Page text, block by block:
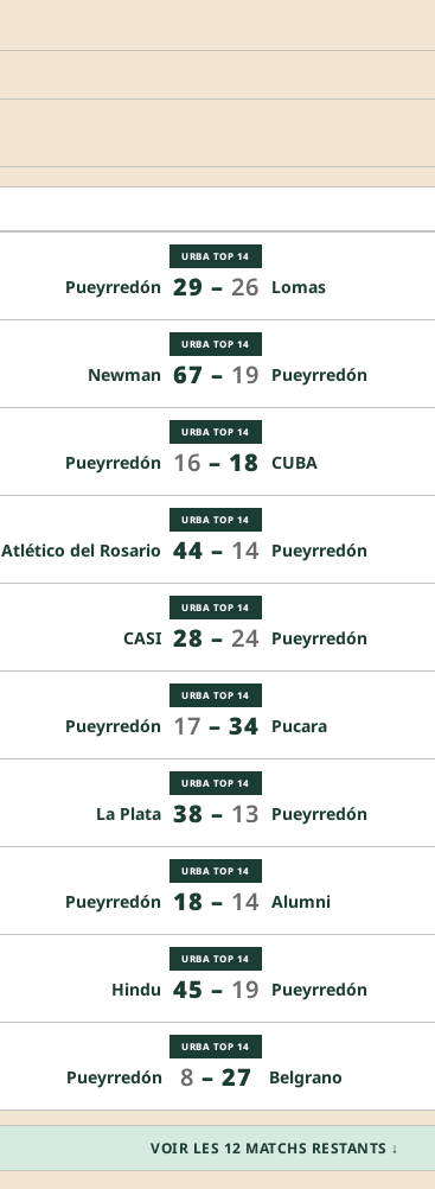
URBA TOP 14
Pueyrredón 29 – 26 Lomas
URBA TOP 14
Newman 67 – 19 Pueyrredón
URBA TOP 14
Pueyrredón 16 – 18 CUBA
URBA TOP 14
Atlético del Rosario 44 – 14 Pueyrredón
URBA TOP 14
CASI 28 – 24 Pueyrredón
URBA TOP 14
Pueyrredón 17 – 34 Pucara
URBA TOP 14
La Plata 38 – 13 Pueyrredón
URBA TOP 14
Pueyrredón 18 – 14 Alumni
URBA TOP 14
Hindu 45 – 19 Pueyrredón
URBA TOP 14
Pueyrredón 8 – 27 Belgrano
VOIR LES 12 MATCHS RESTANTS ↓